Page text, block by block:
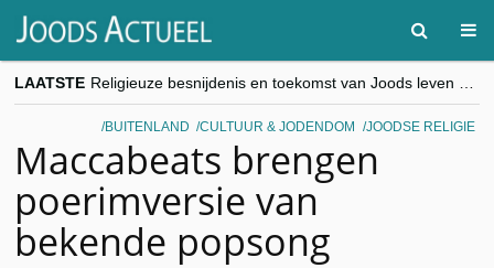
LAATSTE
“Besnijdenisdebat toont hoe moeilijk seculiere Westen minderheden begrijpt”, Jinnih Beels (Vooruit)
CITYTRIP | ROEMENIË – Boekarest: de verrassing van Oost-Europa
BUITENLAND CULTUUR & JODENDOM JOODSE RELIGIE
Maccabeats brengen
poerimversie van
bekende popsong